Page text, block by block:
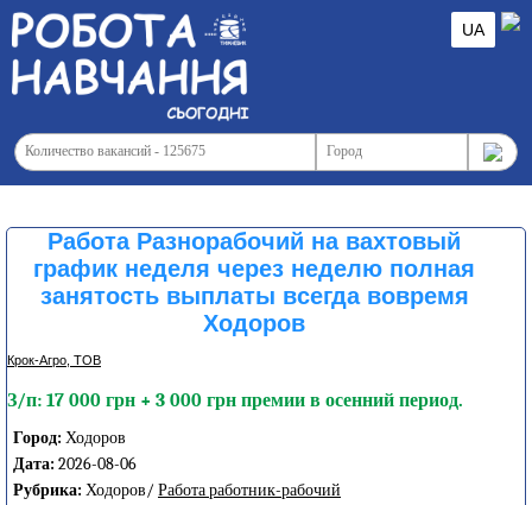
UA
Работа Разнорабочий на вахтовый
график неделя через неделю полная
занятость выплаты всегда вовремя
Ходоров
Крок-Агро, ТОВ
З/п: 17 000 грн + 3 000 грн премии в осенний период.
Город: Ходоров
Дата: 2026-08-06
Рубрика: Ходоров/ Работа работник-рабочий